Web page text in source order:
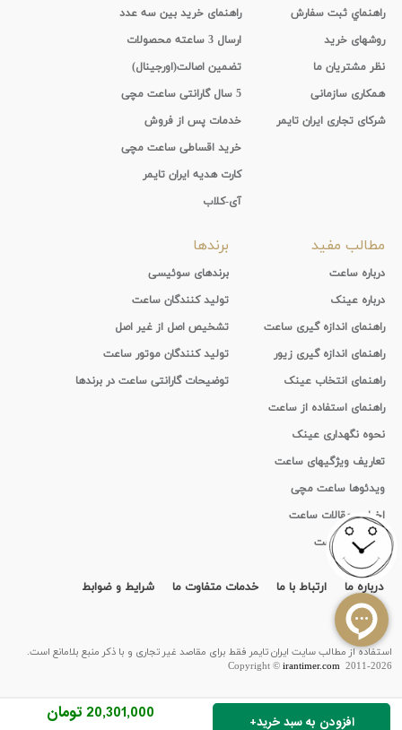
20,301,000 تومان +افزودن به سبد خرید
راهنماي ثبت سفارش
روشهای خرید
نظر مشتریان ما
همکاری سازمانی
شرکای تجاری ایران تایمر
راهنمای خرید بین سه عدد
ارسال 3 ساعته محصولات
تضمین اصالت(اورجینال)
5 سال گارانتی ساعت مچی
خدمات پس از فروش
خرید اقساطی ساعت مچی
کارت هدیه ایران تایمر
آی-کلاب
مطالب مفید
درباره ساعت
درباره عینک
راهنمای اندازه گیری ساعت
راهنمای اندازه گیری زیور
راهنمای انتخاب عینک
راهنمای استفاده از ساعت
نحوه نگهداری عینک
تعاریف ویژگیهای ساعت
ویدئوها ساعت مچی
اخبار و مقالات ساعت
تاریخچه ساعت
برندها
برندهای سوئیسی
تولید کنندگان ساعت
تشخیص اصل از غیر اصل
تولید کنندگان موتور ساعت
توضیحات گارانتی ساعت در برندها
درباره ما ارتباط با ما خدمات متفاوت ما
شرایط و ضوابط
قرارداد
استفاده از مطالب سايت ایران تایمر فقط برای مقاصد غیر تجاری و با ذکر منبع بلامانع است.
Copyright ©irantimer.com2011-2026